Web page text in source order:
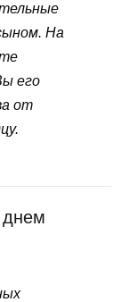
На
его
от
днем